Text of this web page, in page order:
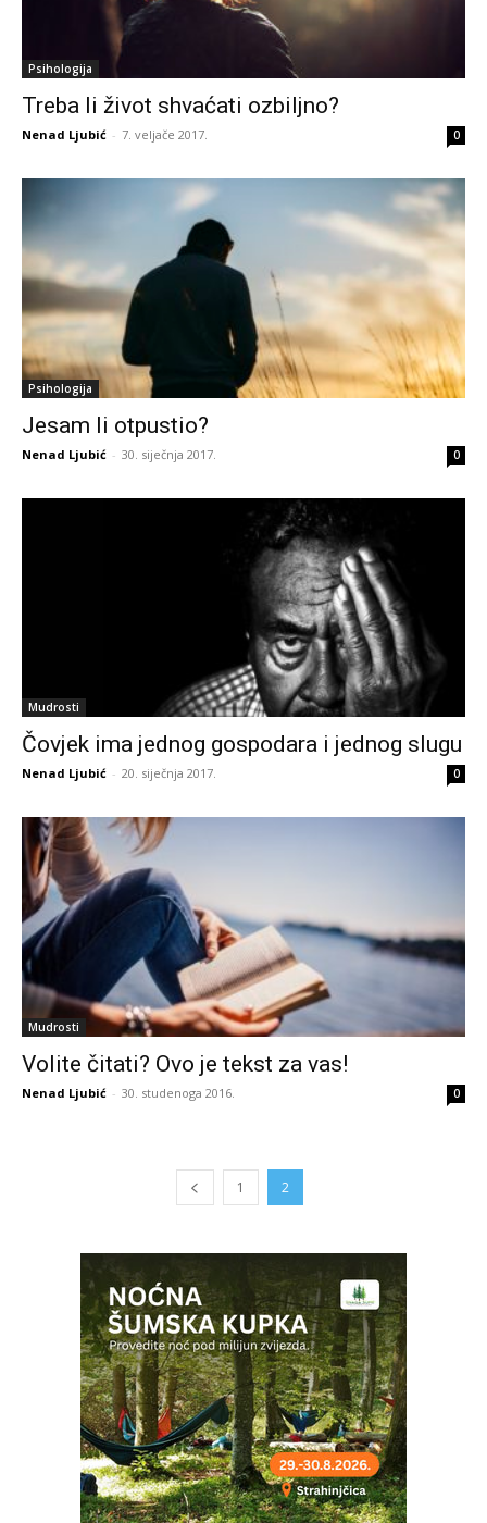
Psihologija
Treba li život shvaćati ozbiljno?
Nenad Ljubić - 7. veljače 2017. 0
Psihologija
Jesam li otpustio?
Nenad Ljubić - 30. siječnja 2017. 0
Mudrosti
Čovjek ima jednog gospodara i jednog slugu
Nenad Ljubić - 20. siječnja 2017. 0
Mudrosti
Volite čitati? Ovo je tekst za vas!
Nenad Ljubić - 30. studenoga 2016. 0
1 2